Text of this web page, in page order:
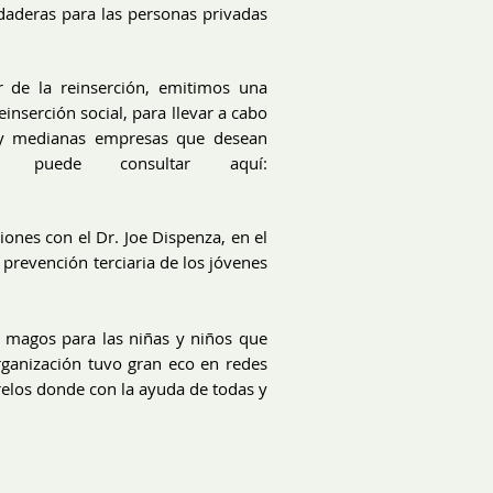
para las personas privadas
de la reinserción, emitimos una
social, para llevar a cabo
empresas que desean
consultar aquí:
con el Dr. Joe Dispenza, en el
terciaria de los jóvenes
para las niñas y niños que
tuvo gran eco en redes
donde con la ayuda de todas y